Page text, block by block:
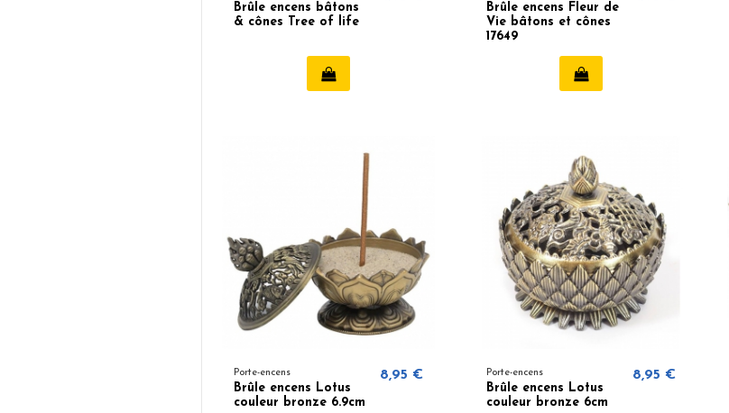
Brûle encens bâtons
& cônes Tree of life
Brûle encens Fleur de
Vie bâtons et cônes
17649
Porte-encens
Brûle encens Lotus
couleur bronze 6.9cm
8,95 € Porte-encens
Brûle encens Lotus
couleur bronze 6cm
8,95 €